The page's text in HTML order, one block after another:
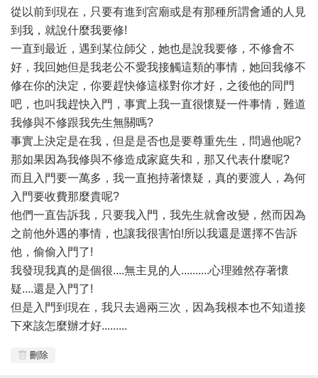
從以前到現在，只要有進到宮廟或是有那種所謂會通的人見
到我，就說什麼我要修!
一直到最近，遇到某位師父，她也是說我要修，不修會不
好，我回她但是我老公不愛我接觸這類的事情，她回我修不
修在你的決定，你要趕快修這樣對你才好，之後他的同門
吧，也叫我趕快入門，事實上我一直很懷疑一件事情，難道
我修與不修跟我先生無關嗎?
事實上決定是在我，但是是否也是要尊重先生，問過他呢?
那如果因為我修與不修造成家庭失和，那又代表什麼呢?
而且入門要一萬多，我一直抱持著懷疑，真的要渡人，為何
入門要收費那麼貴呢?
他們一直告訴我，只要我入門，我先生就會改變，然而因為
之前他外遇的事情，也讓我很害怕!所以我還是選擇不告訴
他，偷偷入門了!
我發現我真的是個很....無主見的人..........心理雖然存著懷
疑....還是入門了!
但是入門到現在，我只去過兩三次，因為我根本也不知道接
下來該怎麼辦才好.........
刪除